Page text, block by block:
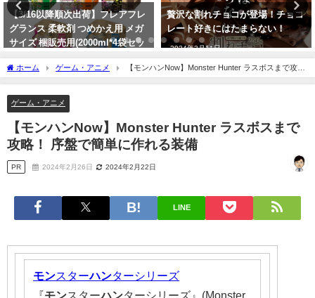
【3/16以降順次出荷】フレアフレ
グランス 柔軟剤 つめかえ用 メガ
サイズ 梱販売用(2000ml*4袋セッ
ト) 送料無料！
贅沢な割れチョコが登場！チョコ
レート好きにはたまらない！
2024年3月11日
ホーム ゲーム・アニメ
【モンハンNow】Monster Hunter ラスボスまで攻
略！ 序盤で簡単に作れる装備
ゲーム・アニメ
【モンハンNow】Monster Hunter ラスボスまで
攻略！ 序盤で簡単に作れる装備
PR 2024年2月26日 2024年2月22日
LINE
モンスターハンターシリーズ
『モンスターハンターシリーズ』(Monster